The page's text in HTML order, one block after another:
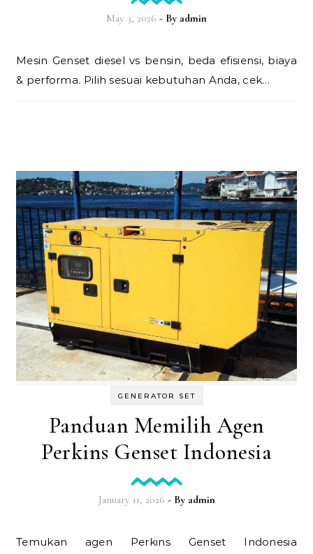
May 3, 2026 - By admin
Mesin Genset diesel vs bensin, beda efisiensi, biaya
& performa. Pilih sesuai kebutuhan Anda, cek…
GENERATOR SET
Panduan Memilih Agen
Perkins Genset Indonesia
January 11, 2026 - By admin
Temukan agen Perkins Genset Indonesia